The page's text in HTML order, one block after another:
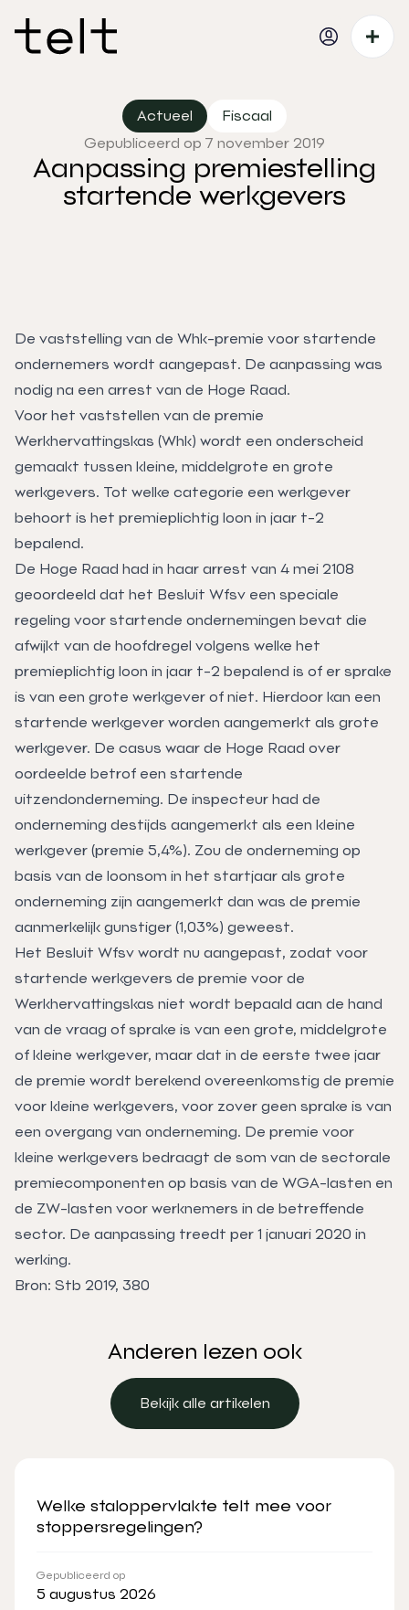
Actueel
Fiscaal
Gepubliceerd op 7 november 2019
Aanpassing premiestelling
startende werkgevers
De vaststelling van de Whk-premie voor startende
ondernemers wordt aangepast. De aanpassing was
nodig na een arrest van de Hoge Raad.
Voor het vaststellen van de premie
Werkhervattingskas (Whk) wordt een onderscheid
gemaakt tussen kleine, middelgrote en grote
werkgevers. Tot welke categorie een werkgever
behoort is het premieplichtig loon in jaar t-2
bepalend.
De Hoge Raad had in haar arrest van 4 mei 2108
geoordeeld dat het Besluit Wfsv een speciale
regeling voor startende ondernemingen bevat die
afwijkt van de hoofdregel volgens welke het
premieplichtig loon in jaar t-2 bepalend is of er sprake
is van een grote werkgever of niet. Hierdoor kan een
startende werkgever worden aangemerkt als grote
werkgever. De casus waar de Hoge Raad over
oordeelde betrof een startende
uitzendonderneming. De inspecteur had de
onderneming destijds aangemerkt als een kleine
werkgever (premie 5,4%). Zou de onderneming op
basis van de loonsom in het startjaar als grote
onderneming zijn aangemerkt dan was de premie
aanmerkelijk gunstiger (1,03%) geweest.
Het Besluit Wfsv wordt nu aangepast, zodat voor
startende werkgevers de premie voor de
Werkhervattingskas niet wordt bepaald aan de hand
van de vraag of sprake is van een grote, middelgrote
of kleine werkgever, maar dat in de eerste twee jaar
de premie wordt berekend overeenkomstig de premie
voor kleine werkgevers, voor zover geen sprake is van
een overgang van onderneming. De premie voor
kleine werkgevers bedraagt de som van de sectorale
premiecomponenten op basis van de WGA-lasten en
de ZW-lasten voor werknemers in de betreffende
sector. De aanpassing treedt per 1 januari 2020 in
werking.
Bron: Stb 2019, 380
Anderen lezen ook
Bekijk alle artikelen
Welke staloppervlakte telt mee voor
stoppersregelingen?
Gepubliceerd op
5 augustus 2026